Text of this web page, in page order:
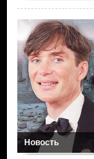
Новость